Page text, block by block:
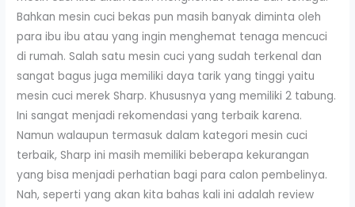
Bahkan mesin cuci bekas pun masih banyak diminta oleh
para ibu ibu atau yang ingin menghemat tenaga mencuci
di rumah. Salah satu mesin cuci yang sudah terkenal dan
sangat bagus juga memiliki daya tarik yang tinggi yaitu
mesin cuci merek Sharp. Khususnya yang memiliki 2 tabung.
Ini sangat menjadi rekomendasi yang terbaik karena.
Namun walaupun termasuk dalam kategori mesin cuci
terbaik, Sharp ini masih memiliki beberapa kekurangan
yang bisa menjadi perhatian bagi para calon pembelinya.
Nah, seperti yang akan kita bahas kali ini adalah review